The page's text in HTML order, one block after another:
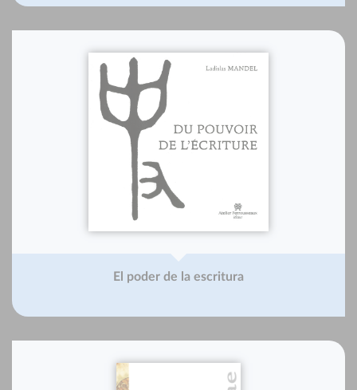
El poder de la escritura